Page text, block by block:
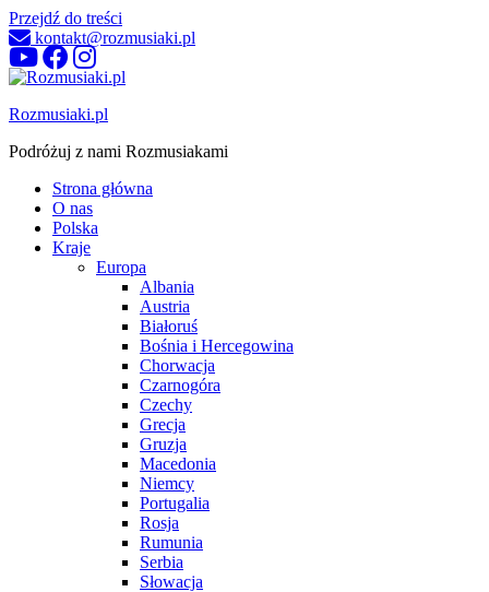
Przejdź do treści
kontakt@rozmusiaki.pl
Rozmusiaki.pl
Podróżuj z nami Rozmusiakami
Strona główna
O nas
Polska
Kraje
Europa
Albania
Austria
Białoruś
Bośnia i Hercegowina
Chorwacja
Czarnogóra
Czechy
Grecja
Gruzja
Macedonia
Niemcy
Portugalia
Rosja
Rumunia
Serbia
Słowacja